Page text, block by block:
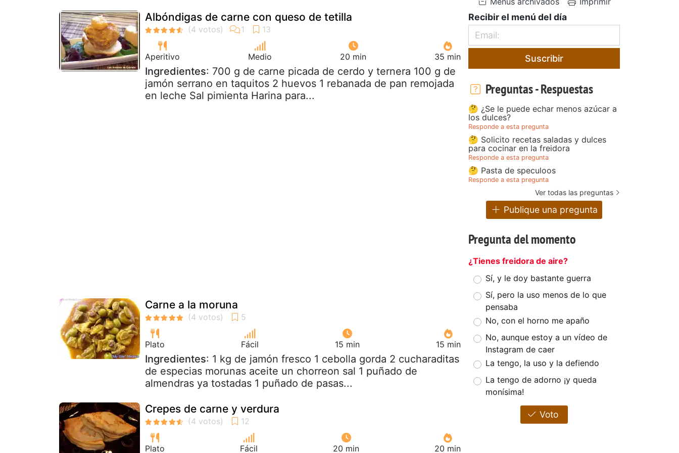
Albóndigas de carne con queso de tetilla
Aperitivo Medio 20 min 35 min
Ingredientes: 700 g de carne picada de cerdo y ternera 100 g de
jamón serrano en taquitos 2 huevos 1 rebanada de pan remojada
en leche Sal pimienta Harina para...
Carne a la moruna
Plato Fácil 15 min 15 min
Ingredientes: 1 kg de jamón fresco 1 cebolla gorda 2 cucharaditas
de especias morunas aceite un chorreon sal 1 puñado de
almendras ya tostadas 1 puñado de pasas...
Crepes de carne y verdura
Plato Fácil 20 min 20 min
Recibir el menú del día
Suscribir
Preguntas - Respuestas
🤔 ¿Se le puede echar menos azúcar a
los dulces?
Responde a esta pregunta
🤔 Solicito recetas saladas y dulces
para cocinar en la freidora
Responde a esta pregunta
🤔 Pasta de speculoos
Responde a esta pregunta
Ver todas las preguntas
Publique una pregunta
Pregunta del momento
¿Tienes freidora de aire?
Sí, y le doy bastante guerra
Sí, pero la uso menos de lo que
pensaba
No, con el horno me apaño
No, aunque estoy a un vídeo de
Instagram de caer
La tengo, la uso y la defiendo
La tengo de adorno ¡y queda
monísima!
Voto